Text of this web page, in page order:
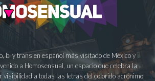
bi y trans en español más visitado de México y
a Homosensual, un espacio que celebra la
visibilidad a todas las letras del colorido acrónimo